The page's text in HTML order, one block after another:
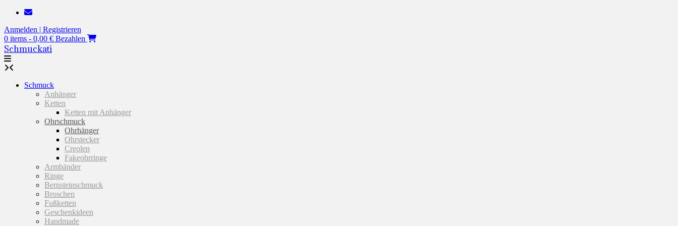
Zum
springen
Anmelden | Registrieren
0 items - 0,00 € Bezahlen
Schmuckati
Schmuck
Anhänger
Ketten
Ketten mit Anhänger
Ohrschmuck
Ohrhänger
Ohrstecker
Creolen
Fakeohrringe
Armbänder
Ringe
Bernsteinschmuck
Broschen
Fußketten
Geschenkideen
Handmade